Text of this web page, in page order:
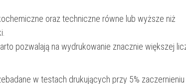
oraz techniczne równe lub wyższe niż
pozwalają na wydrukowanie znacznie większej
w testach drukujących przy 5% zaczernieniu